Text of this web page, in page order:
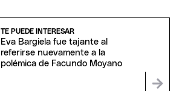
TE PUEDE INTERESAR
Eva Bargiela fue tajante al
referirse nuevamente a la
polémica de Facundo Moyano